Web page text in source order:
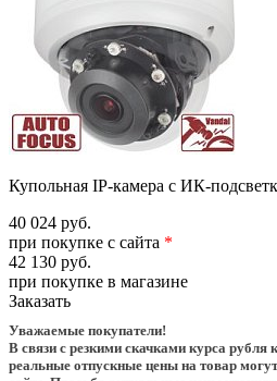
Купольная IP-камера с ИК-
40 024 руб.
при покупке с сайта *
42 130 руб.
при покупке в магазине
Заказать
Уважаемые покупатели!
В связи с резкими скачками курса
реальные отпускные цены на товар